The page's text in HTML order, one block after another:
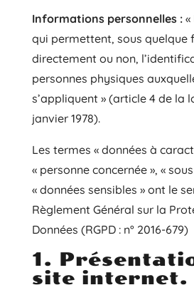
Informations personnelles :
qui permettent, sous quelque
directement ou non,
personnes physiques
s’appliquent » (article 4 de la
janvier 1978).
Les termes « données à
« personne concernée », «
« données sensibles » ont le
Règlement Général sur la
Données (RGPD : n° 2016-679)
1.
site internet.